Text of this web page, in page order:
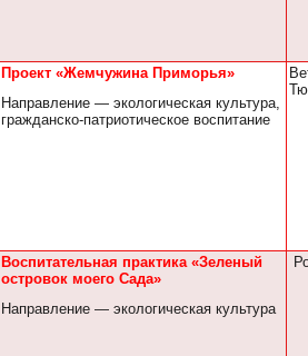
Проект «Жемчужина Приморья»
Направление — экологическая культура,
гражданско-патриотическое воспитание
Воспитательная практика «Зеленый
островок моего Сада»
Направление — экологическая культура